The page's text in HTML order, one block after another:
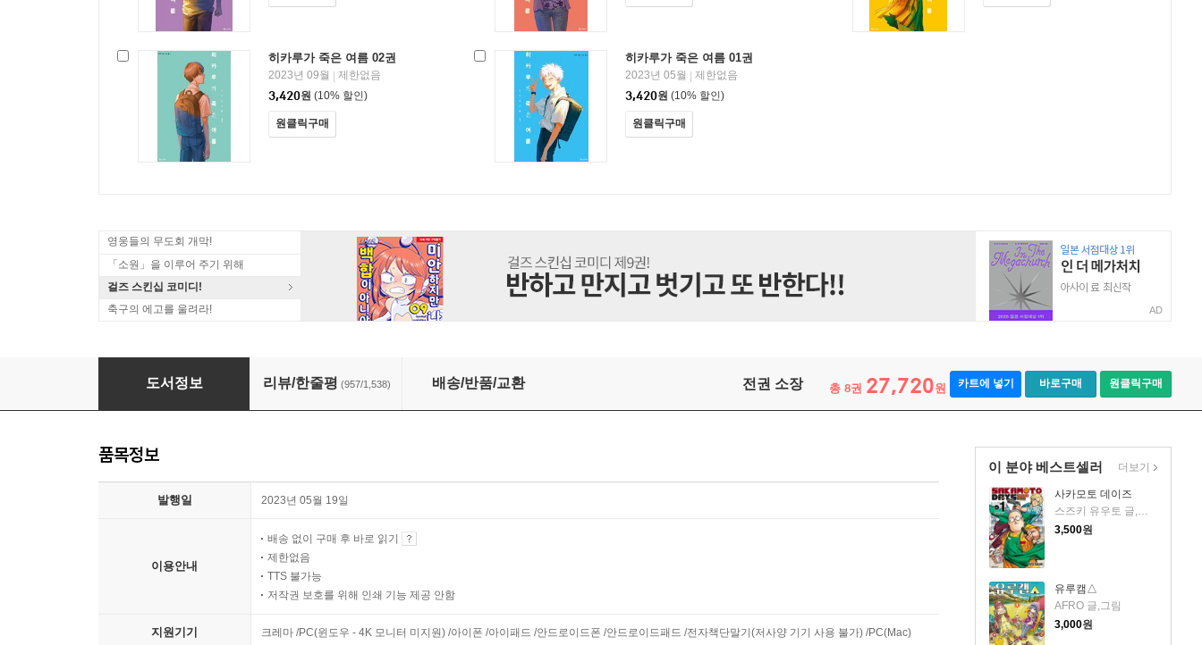
히카루가 죽은 여름 02권
2023년 09월
제한없음
3,420원 (10% 할인)
원클릭구매
히카루가 죽은 여름 01권
2023년 05월
제한없음
3,420원(10% 할인)
원클릭구매
영웅들의 무도회 개막!
「소원」을 이루어 주기 위해
걸즈 스킨십 코미디!
축구의 에고를 울려라!
AD
히카루가 죽은 여름
도서정보 리뷰/한줄평 (957/1,538) 배송/반품/교환 전권 소장 총 8권 27,720원 카트에 넣기 바로구매 원클릭구매
이 분야 베스트셀러
사카모토 데이즈
스즈키 유우토 글,그림
3,500원
유루캠△
AFRO 글,그림
3,000원
더보기
품목정보
발행일 2023년 05월 19일
이용안내
배송 없이 구매 후 바로 읽기
제한없음
TTS 불가능
저작권 보호를 위해 인쇄 기능 제공 안함
지원기기 크레마 /PC(윈도우 - 4K 모니터 미지원) /아이폰 /아이패드 /안드로이드폰 /안드로이드패드 /전자책단말기(저사양 기기 사용 불가) /PC(Mac)